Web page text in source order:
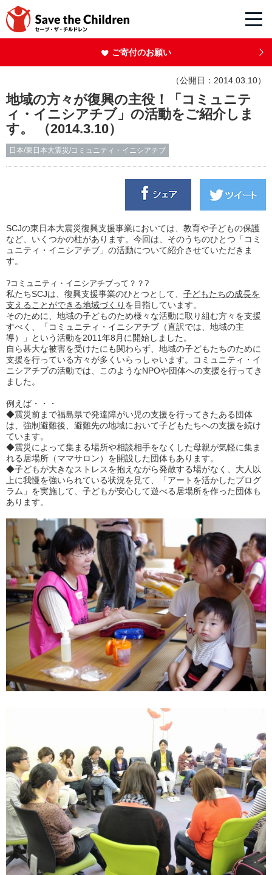
ご寄付のお願い
（公開日：2014.03.10）
地域の方々が復興の主役！「コミュニテ
ィ・イニシアチブ」の活動をご紹介しま
す。 （2014.3.10）
日本/東日本大震災/コミュニティ・イニシアチブ
SCJの東日本大震災復興支援事業においては、教育や子どもの保護
など、いくつかの柱があります。今回は、そのうちのひとつ「コミ
ュニティ・イニシアチブ」の活動について紹介させていただきま
す。
?コミュニティ・イニシアチブって？？?
私たちSCJは、復興支援事業のひとつとして、 子どもたちの成長を
支えることができる地域づくり を目指しています。
そのために、地域の子どものため様々な活動に取り組む方々を支援
すべく、「コミュニティ・イニシアチブ（直訳では、地域の主
導）」という活動を2011年8月に開始しました。
自ら甚大な被害を受けたにも関わらず、地域の子どもたちのために
支援を行っている方々が多くいらっしゃいます。コミュニティ・イ
ニシアチブの活動では、このようなNPOや団体への支援を行ってき
ました。
例えば・・・
◆震災前まで福島県で発達障がい児の支援を行ってきたある団体
は、強制避難後、避難先の地域において子どもたちへの支援を続け
ています。
◆震災によって集まる場所や相談相手をなくした母親が気軽に集ま
れる居場所（ママサロン）を開設した団体もあります。
◆子どもが大きなストレスを抱えながら発散する場がなく、大人以
上に我慢を強いられている状況を見て、「アートを活かしたプログ
ラム」を実施して、子どもが安心して遊べる居場所を作った団体も
あります。